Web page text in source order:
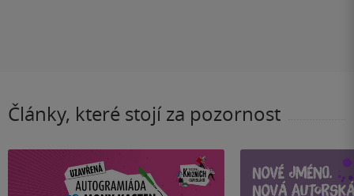
Články, které stojí za pozornost